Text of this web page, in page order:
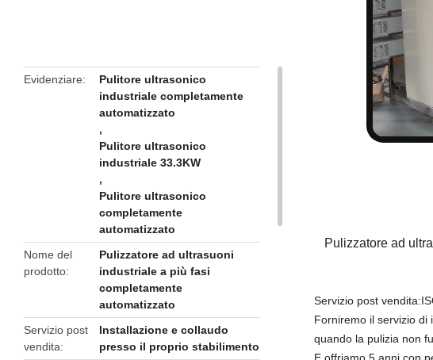
Evidenziare
Pulitore ultrasonico
industriale completamente
automatizzato
,
Pulitore ultrasonico
industriale 33.3KW
,
Pulitore ultrasonico
completamente
automatizzato
Nome del
prodotto
Pulizzatore ad ultrasuoni
industriale a più fasi
completamente
automatizzato
Servizio post
vendita
Installazione e collaudo
presso il proprio stabilimento
Pulizzatore ad
Servizio post vendita:
Forniremo il servizio di
quando la pulizia non